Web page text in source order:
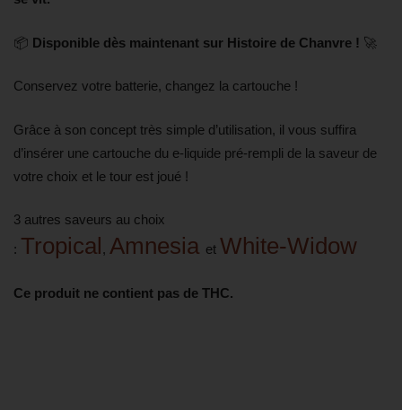
📦 Disponible dès maintenant sur Histoire de Chanvre ! 🚀
Conservez votre batterie, changez la cartouche !
Grâce à son concept très simple d’utilisation, il vous suffira
d’insérer une cartouche du e-liquide pré-rempli de la saveur de
votre choix et le tour est joué !
3 autres saveurs au choix
: Tropical, Amnesia et White-Widow
Ce produit ne contient pas de THC.